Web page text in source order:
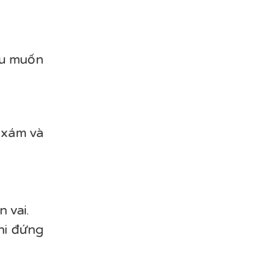
muốn
và
vai.
đứng